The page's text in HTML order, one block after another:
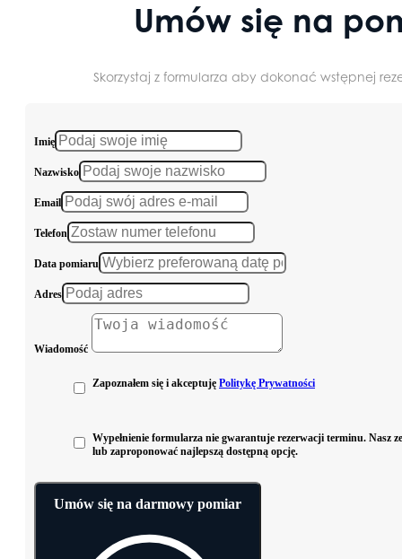
Umów się na
Skorzystaj z formularza aby dokonać wstępnej
Imię
Nazwisko
Email
Telefon
Data pomiaru
Adres
Wiadomość
Zapoznałem się i akceptuję Politykę Prywatności
Wypełnienie formularza nie gwarantuje rezerwacji terminu. Nasz
lub zaproponować najlepszą dostępną opcję.
Umów się na darmowy pomiar